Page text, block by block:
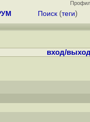
Поиск (теги)
вход/выход